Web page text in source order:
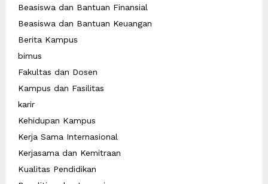
Beasiswa dan Bantuan Finansial
Beasiswa dan Bantuan Keuangan
Berita Kampus
bimus
Fakultas dan Dosen
Kampus dan Fasilitas
karir
Kehidupan Kampus
Kerja Sama Internasional
Kerjasama dan Kemitraan
Kualitas Pendidikan